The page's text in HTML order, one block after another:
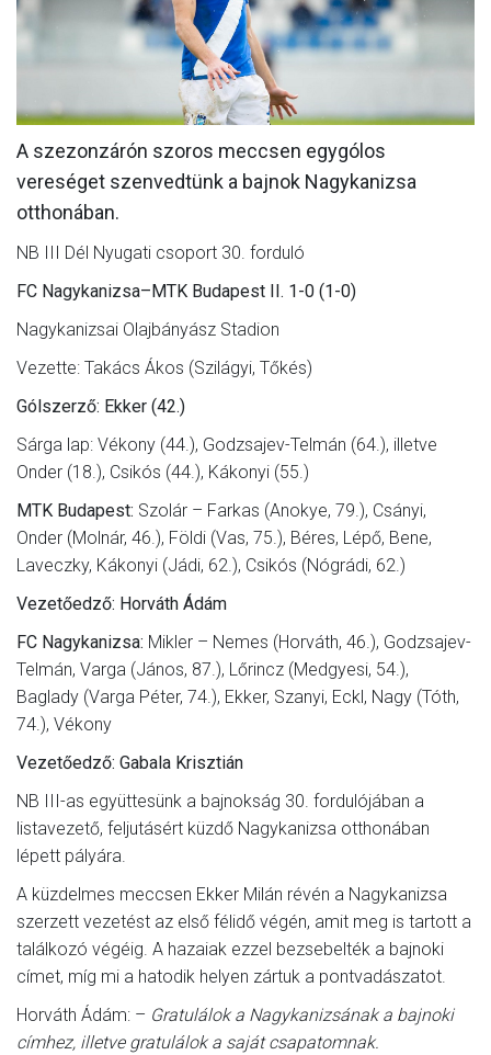
MÉRKŐZÉSEK
KLUB
GALÉRIA
SZURKOLÓI ÉLMÉNYEK
A szezonzárón szoros meccsen egygólos
vereséget szenvedtünk a bajnok Nagykanizsa
otthonában.
NB III Dél Nyugati csoport 30. forduló
FC Nagykanizsa–MTK Budapest II. 1-0 (1-0)
Nagykanizsai Olajbányász Stadion
Vezette: Takács Ákos (Szilágyi, Tőkés)
Gólszerző: Ekker (42.)
Sárga lap: Vékony (44.), Godzsajev-Telmán (64.), illetve
Onder (18.), Csikós (44.), Kákonyi (55.)
MTK Budapest: Szolár – Farkas (Anokye, 79.), Csányi,
Onder (Molnár, 46.), Földi (Vas, 75.), Béres, Lépő, Bene,
Laveczky, Kákonyi (Jádi, 62.), Csikós (Nógrádi, 62.)
Vezetőedző: Horváth Ádám
FC Nagykanizsa: Mikler – Nemes (Horváth, 46.), Godzsajev-
Telmán, Varga (János, 87.), Lőrincz (Medgyesi, 54.),
Baglady (Varga Péter, 74.), Ekker, Szanyi, Eckl, Nagy (Tóth,
74.), Vékony
Vezetőedző: Gabala Krisztián
NB III-as együttesünk a bajnokság 30. fordulójában a
listavezető, feljutásért küzdő Nagykanizsa otthonában
lépett pályára.
A küzdelmes meccsen Ekker Milán révén a Nagykanizsa
szerzett vezetést az első félidő végén, amit meg is tartott a
találkozó végéig. A hazaiak ezzel bezsebelték a bajnoki
címet, míg mi a hatodik helyen zártuk a pontvadászatot.
Horváth Ádám: – Gratulálok a Nagykanizsának a bajnoki
címhez, illetve gratulálok a saját csapatomnak.